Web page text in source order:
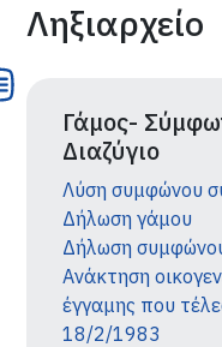
Ληξιαρχείο
Γάμος-
Διαζύγιο
Λύση συμφώνου
Δήλωση γάμου
Δήλωση
Ανάκτηση
έγγαμης που
18/2/1983